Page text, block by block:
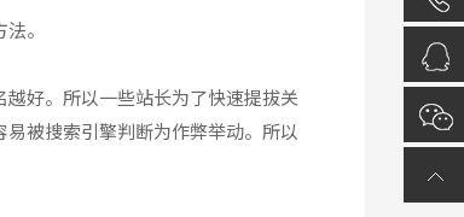
。
好。所以一些站长为了快速提拔关
被搜索引擎判断为作弊举动。所以